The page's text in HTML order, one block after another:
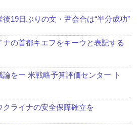
後19日ぶりの文・尹会合は“半分成功”
ナの首都キエフをキーウと表記する
をー 米戦略予算評価センター ト
ライナの安全保障確立を